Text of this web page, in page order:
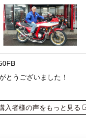
とうございました！
入者様の声をもっと見る